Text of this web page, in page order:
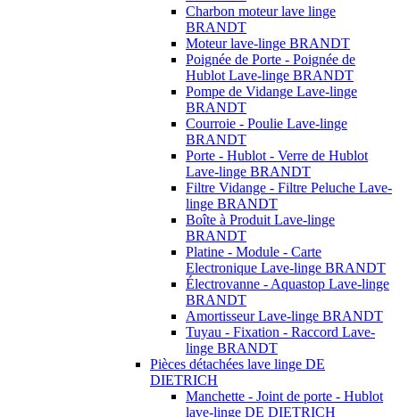
Charbon moteur lave linge
BRANDT
Moteur lave-linge BRANDT
Poignée de Porte - Poignée de
Hublot Lave-linge BRANDT
Pompe de Vidange Lave-linge
BRANDT
Courroie - Poulie Lave-linge
BRANDT
Porte - Hublot - Verre de Hublot
Lave-linge BRANDT
Filtre Vidange - Filtre Peluche Lave-
linge BRANDT
Boîte à Produit Lave-linge
BRANDT
Platine - Module - Carte
Electronique Lave-linge BRANDT
Électrovanne - Aquastop Lave-linge
BRANDT
Amortisseur Lave-linge BRANDT
Tuyau - Fixation - Raccord Lave-
linge BRANDT
Pièces détachées lave linge DE
DIETRICH
Manchette - Joint de porte - Hublot
lave-linge DE DIETRICH